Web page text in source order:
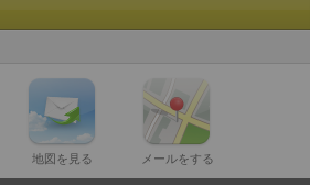
地図を見る メールをする